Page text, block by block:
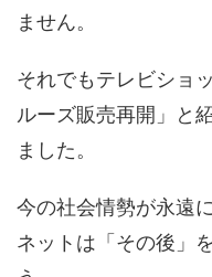
ません。
それでもテレビショ
ルーズ販売再開」と
ました。
今の社会情勢が永遠
ネットは「その後」